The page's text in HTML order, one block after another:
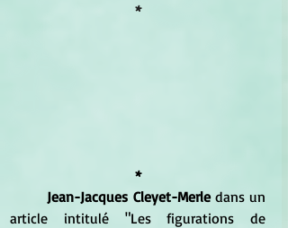
*
*
Jean-Jacques Cleyet-Merle dans un
article intitulé "Les figurations de